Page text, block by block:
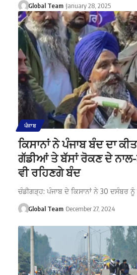
Global Team January 28, 2025
ਪੰਜਾਬ
ਕਿਸਾਨਾਂ ਨੇ ਪੰਜਾਬ ਬੰਦ ਦਾ
ਗੱਡੀਆਂ ਤੇ ਬੱਸਾਂ ਰੋਕਣ ਦੇ
ਵੀ ਰਹਿਣਗੇ ਬੰਦ
ਚੰਡੀਗੜ੍ਹ: ਪੰਜਾਬ ਦੇ ਕਿਸਾਨਾਂ ਨੇ 30 ਦਸੰਬਰ
Global Team December 27, 2024